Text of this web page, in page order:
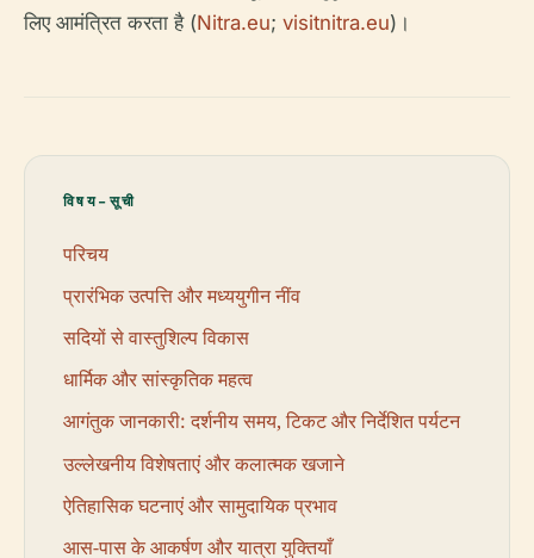
लिए आमंत्रित करता है (Nitra.eu; visitnitra.eu)।
विषय-सूची
परिचय
प्रारंभिक उत्पत्ति और मध्ययुगीन नींव
सदियों से वास्तुशिल्प विकास
धार्मिक और सांस्कृतिक महत्व
आगंतुक जानकारी: दर्शनीय समय, टिकट और निर्देशित पर्यटन
उल्लेखनीय विशेषताएं और कलात्मक खजाने
ऐतिहासिक घटनाएं और सामुदायिक प्रभाव
आस-पास के आकर्षण और यात्रा युक्तियाँ